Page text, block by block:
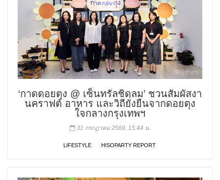
‘กาดดอยตุง @ เซ็นทรัลชิดลม’ ชวนสัมผัสงา
นคราฟต์ อาหาร และวิถียั่งยืนจากดอยตุง
ใจกลางกรุงเทพฯ
31 กรกฎาคม 2569, 15:44 น.
LIFESTYLE HISOPARTY REPORT